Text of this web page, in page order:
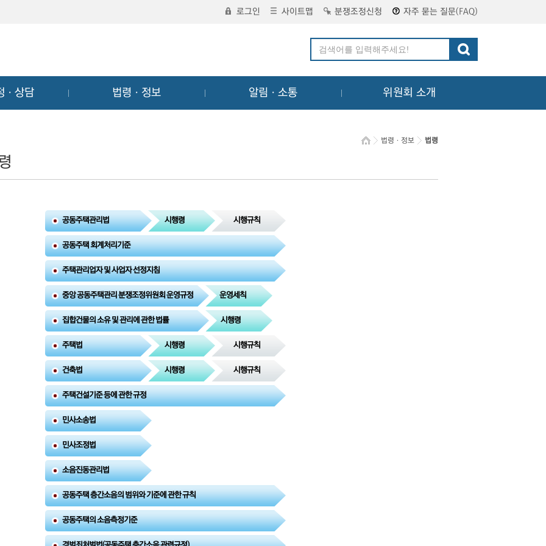
로그인 사이트맵 분쟁조정신청 자주 묻는 질문(FAQ)
ㆍ상담 법령ㆍ정보 알림ㆍ소통 위원회 소개
법령ㆍ정보 법령
공동주택관리법 시행령 시행규칙
공동주택 회계처리기준
주택관리업자 및 사업자 선정지침
중앙 공동주택관리 분쟁조정위원회 운영규정 운영세칙
집합건물의 소유 및 관리에 관한 법률 시행령
주택법 시행령 시행규칙
건축법 시행령 시행규칙
주택건설기준 등에 관한 규정
민사소송법
민사조정법
소음진동관리법
공동주택 층간소음의 범위와 기준에 관한 규칙
공동주택의 소음측정기준